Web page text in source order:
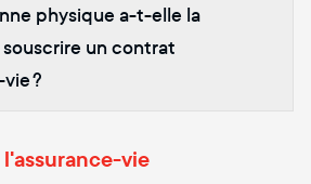
physique a-t-elle la
un contrat
?
vie